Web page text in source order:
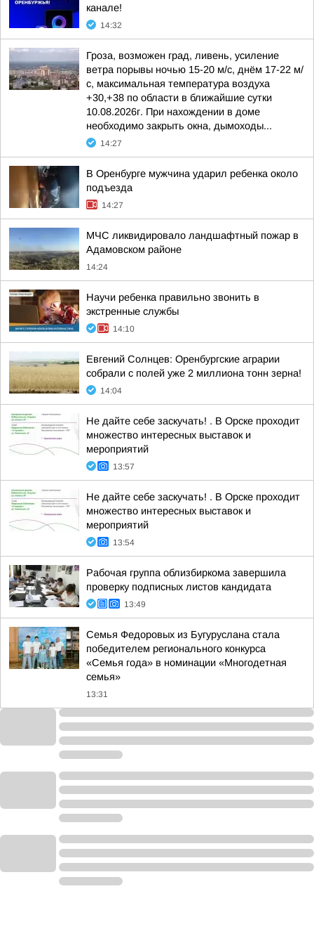
канале!
14:32
Гроза, возможен град, ливень, усиление
ветра порывы ночью 15-20 м/с, днём 17-22 м/
с, максимальная температура воздуха
+30,+38 по области в ближайшие сутки
10.08.2026г. При нахождении в доме
необходимо закрыть окна, дымоходы...
14:27
В Оренбурге мужчина ударил ребенка около
подъезда
14:27
МЧС ликвидировало ландшафтный пожар в
Адамовском районе
14:24
Научи ребенка правильно звонить в
экстренные службы
14:10
Евгений Солнцев: Оренбургские аграрии
собрали с полей уже 2 миллиона тонн зерна!
14:04
Не дайте себе заскучать! . В Орске проходит
множество интересных выставок и
мероприятий
13:57
Не дайте себе заскучать! . В Орске проходит
множество интересных выставок и
мероприятий
13:54
Рабочая группа облизбиркома завершила
проверку подписных листов кандидата
13:49
Семья Федоровых из Бугуруслана стала
победителем регионального конкурса
«Семья года» в номинации «Многодетная
семья»
13:31